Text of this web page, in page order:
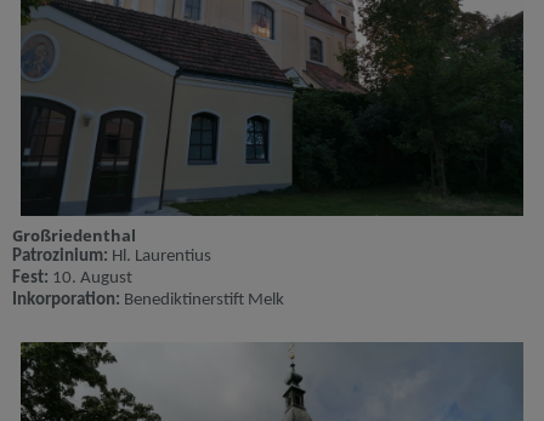
Großriedenthal
Patrozinium: Hl. Laurentius
Fest: 10. August
Inkorporation: Benediktinerstift Melk